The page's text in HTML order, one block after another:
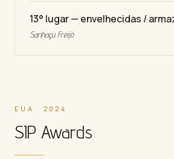
13° lugar — envelhecidas /
Sanhaçu Freijó
EUA · 2024
SIP Awards